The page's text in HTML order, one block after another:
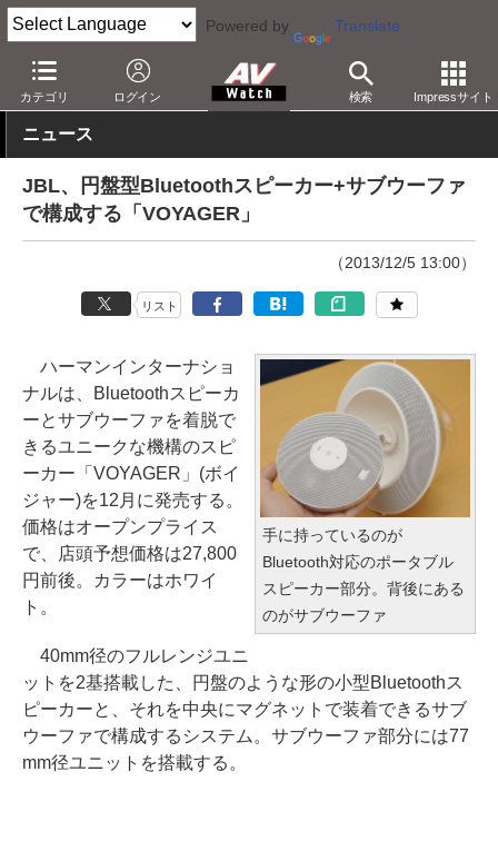
Powered by Translate
カテゴリ ログイン 検索 Impressサイト
AV Watch 製品 Bluetoothスピーカー
ニュース
JBL、円盤型Bluetoothスピーカー+サブウーファ
で構成する「VOYAGER」
（2013/12/5 13:00）
リスト
手に持っているのが
Bluetooth対応のポータブル
スピーカー部分。背後にある
のがサブウーファ
ハーマンインターナショ
ナルは、Bluetoothスピーカ
ーとサブウーファを着脱で
きるユニークな機構のスピ
ーカー「VOYAGER」(ボイ
ジャー)を12月に発売する。
価格はオープンプライス
で、店頭予想価格は27,800
円前後。カラーはホワイ
ト。
40mm径のフルレンジユニ
ットを2基搭載した、円盤のような形の小型Bluetoothス
ピーカーと、それを中央にマグネットで装着できるサブ
ウーファで構成するシステム。サブウーファ部分には77
mm径ユニットを搭載する。